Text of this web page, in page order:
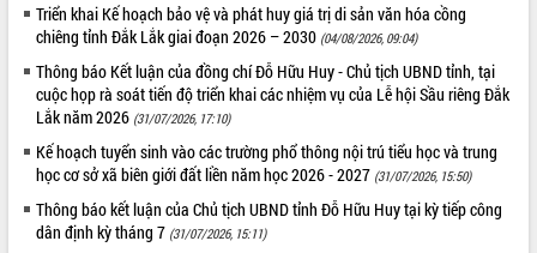
Hôm nay: 16662
Tất cả: 66102330
Triển khai Kế hoạch bảo vệ và phát huy giá trị di sản văn hóa cồng
chiêng tỉnh Đắk Lắk giai đoạn 2026 – 2030 (04/08/2026, 09:04)
Thông báo Kết luận của đồng chí Đỗ Hữu Huy - Chủ tịch UBND tỉnh, tại
cuộc họp rà soát tiến độ triển khai các nhiệm vụ của Lễ hội Sầu riêng Đắk
Lắk năm 2026 (31/07/2026, 17:10)
Kế hoạch tuyển sinh vào các trường phổ thông nội trú tiểu học và trung
học cơ sở xã biên giới đất liền năm học 2026 - 2027 (31/07/2026, 15:50)
Thông báo kết luận của Chủ tịch UBND tỉnh Đỗ Hữu Huy tại kỳ tiếp công
dân định kỳ tháng 7 (31/07/2026, 15:11)